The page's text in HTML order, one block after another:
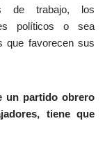
de trabajo, los
políticos o sea
que favorecen sus
un partido obrero
tiene que